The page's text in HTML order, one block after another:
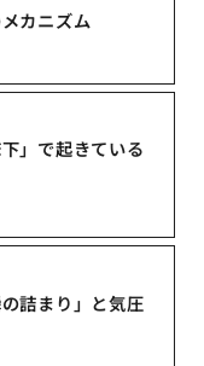
カニズム
」で起きている
詰まり」と気圧